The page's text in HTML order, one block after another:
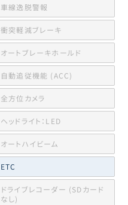
車線逸脱警報
衝突軽減ブレーキ
オートブレーキホールド
自動追従機能 (ACC)
全方位カメラ
ヘッドライト：LED
オートハイビーム
ETC
ドライブレコーダー (SDカード
なし)